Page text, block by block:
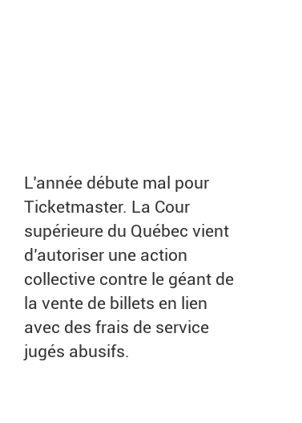
L’année débute mal pour
Ticketmaster. La Cour
supérieure du Québec vient
d’autoriser une action
collective contre le géant de
la vente de billets en lien
avec des frais de service
jugés abusifs.